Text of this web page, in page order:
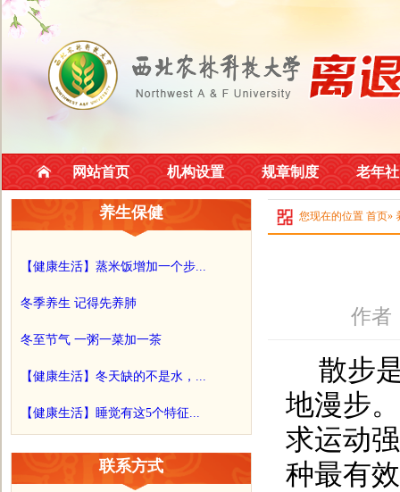
网站首页 机构设置 规章制度 老年
养生保健
【健康生活】蒸米饭增加一个步...
冬季养生 记得先养肺
冬至节气 一粥一菜加一茶
【健康生活】冬天缺的不是水，...
【健康生活】睡觉有这5个特征...
联系方式
您现在的位置 首页»
作
散步
地漫步
求运动
种最有